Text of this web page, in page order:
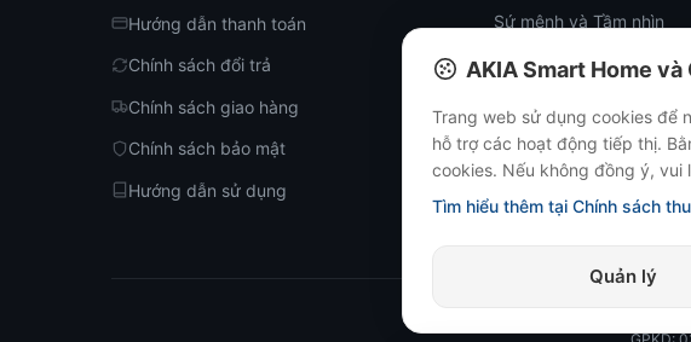
Hướng dẫn thanh toán
Chính sách đổi trả
Chính sách giao hàng
Chính sách bảo mật
Hướng dẫn sử dụng
Sứ mệnh và Tầm nhìn
Tuyển dụng
Hệ thống Showroom
Tin tức & Công nghệ
AKIA Smart Home
Trang web sử dụng cookies để
hỗ trợ các hoạt động tiếp thị.
cookies. Nếu không đồng ý, vui
Tìm hiểu thêm tại Chính sách
Quản lý